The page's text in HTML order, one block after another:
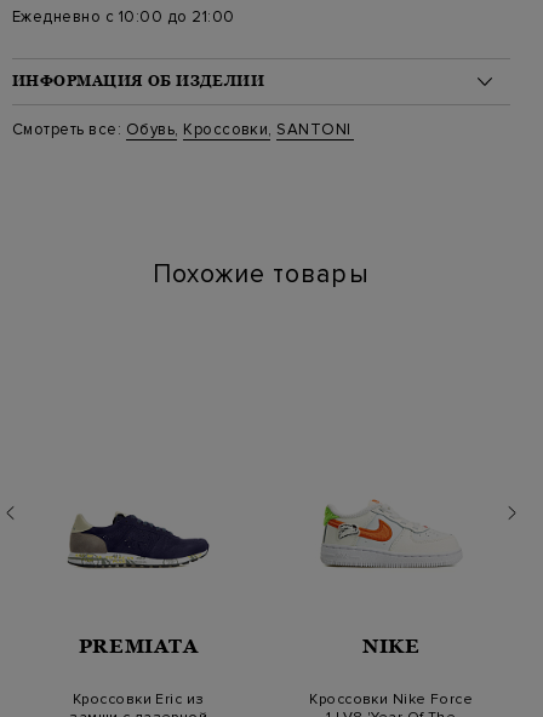
Ежедневно с 10:00 до 21:00
ИНФОРМАЦИЯ ОБ ИЗДЕЛИИ
Материал: кожа 100%
Смотреть все: Обувь, Кроссовки, SANTONI
Похожие товары
PREMIATA
Кроссовки Eric из
NIKE
Кроссовки Nike Force